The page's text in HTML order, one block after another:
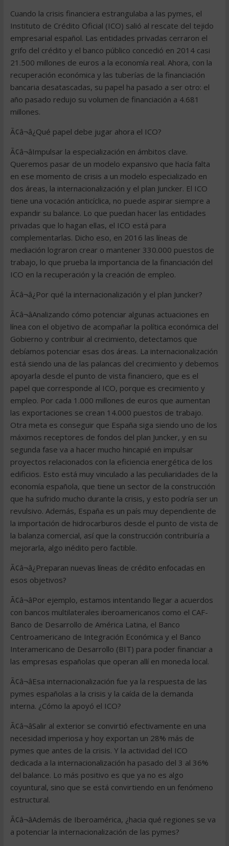
Cuando la crisis financiera estrangulaba a las pymes, el
Instituto de Crédito Oficial (ICO) salió al rescate del tejido
empresarial español. Las entidades privadas cerraron el
grifo del crédito y el banco público concedió en 2014 casi
21.500 millones de euros a la economía real. Ahora, con la
recuperación económica y las tuberías de la financiación
bancaria desatascadas, su papel ha pasado a ser otro: el
año pasado redujo su volumen de financiación a 4.681
millones.
Ã¢â¬â¿Qué papel debe jugar ahora el ICO?
Ã¢â¬âImpulsar la especialización en ámbitos clave.
Queremos pasar de un modelo expansivo que hacía falta
en ese momento de crisis a un modelo especializado en
dos áreas, la internacionalización y el plan Juncker. El ICO
tiene una vocación anticíclica, no puede aspirar siempre a
expandir su balance. Lo que puedan hacer las entidades
privadas que lo hagan ellas, el ICO está para
complementarlas. Dicho eso, en 2016 las líneas de
mediación lograron crear o mantener 330.000 puestos de
trabajo, lo que prueba la importancia de la financiación del
ICO en la recuperación y la creación de empleo.
Ã¢â¬â¿Por qué la internacionalización y el plan Juncker?
Ã¢â¬âAnalizando cómo potenciar algunas actuaciones en
línea con el objetivo de acompañar la política económica del
Gobierno y contribuir al crecimiento, detectamos que
debíamos potenciar esas dos áreas. La internacionalización
está siendo una de las palancas del crecimiento y debemos
apoyarla desde el punto de vista financiero, que es el
papel que corresponde al ICO, porque es crecimiento y
empleo. Por cada 1.000 millones de euros que aumentan
las exportaciones se crean 14.000 puestos de trabajo.
Otra meta es conseguir que España siga siendo uno de los
máximos receptores de fondos del plan Juncker, y en su
segunda fase va a hacer mucho hincapié en impulsar
proyectos relacionados con la eficiencia energética de los
edificios. Esto está muy vinculado a las peculiaridades de la
economía española, que tiene un sector de la construcción
que ha sufrido mucho durante la crisis, y esto podría ser un
revulsivo. Además, España es un país muy dependiente de
la importación de hidrocarburos desde el punto de vista de
la balanza comercial, así que la construcción contribuiría a
mejorarla, algo inédito pero factible.
Ã¢â¬â¿Preparan nuevas líneas de crédito enfocadas en
esos objetivos?
Ã¢â¬âPor ejemplo, estamos intentando llegar a acuerdos
con bancos multilaterales iberoamericanos como el CAF-
Banco de Desarrollo de América Latina, el Banco
Centroamericano de Integración Económica y el Banco
Interamericano de Desarrollo (BIT) para poder financiar a
las empresas españolas que operan allí en moneda local.
Ã¢â¬âEsa internacionalización fue ya la respuesta de las
pymes españolas a la crisis y la caída de la demanda
interna. ¿Cómo la apoyó el ICO?
Ã¢â¬âSalir al exterior se convirtió efectivamente en una
necesidad imperiosa y hoy exportan un 28% más de
pymes que antes de la crisis. Y la actividad del ICO
dedicada a la internacionalización ha pasado del 3 al 36%
del balance. Lo más positivo es que ya no es algo
coyuntural, sino que se está convirtiendo en un fenómeno
estructural.
Ã¢â¬âAdemás de Iberoamérica, ¿hacia qué regiones se va
a potenciar la internacionalización de las pymes?